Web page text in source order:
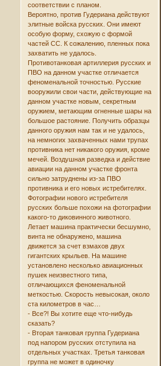
соответствии с планом.
Вероятно, против Гудериана действуют
элитные войска русских. Они имеют
особую форму, схожую с формой
частей СС. К сожалению, пленных пока
захватить не удалось.
Противотанковая артиллерия русских и
ПВО на данном участке отличается
феноменальной точностью. Русские
вооружили свои части, действующие на
данном участке новым, секретным
оружием, метающим огненные шары на
большое растояние. Получить образцы
данного оружия нам так и не удалось,
на немногих захваченных нами трупах
противника нет никакого оружия, кроме
мечей. Воздушная разведка и действие
авиации на данном участке фронта
сильно затруднены из-за ПВО
противника и его новых истребителях.
Фотографии нового истребителя
русских больше похожи на фотографии
какого-то диковинного животного.
Летает машина практически бесшумно,
винта не обнаружено, машина
движется за счет взмахов двух
гигантских крыльев. На машине
установлено несколько авиационных
пушек неизвестного типа,
отличающихся феноменальной
меткостью. Скорость невысокая, около
ста километров в час…
- Все?! Вы хотите еще что-нибудь
сказать?
- Вторая танковая группа Гудериана
под напором русских отступила на
отдельных участках. Третья танковая
группа не может в одиночку